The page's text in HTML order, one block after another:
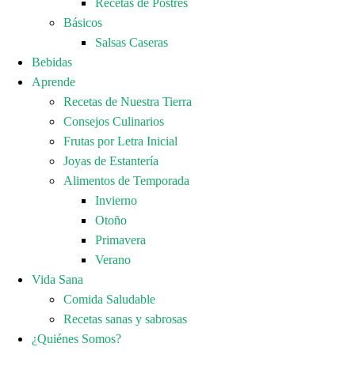
Recetas de Postres
Básicos
Salsas Caseras
Bebidas
Aprende
Recetas de Nuestra Tierra
Consejos Culinarios
Frutas por Letra Inicial
Joyas de Estantería
Alimentos de Temporada
Invierno
Otoño
Primavera
Verano
Vida Sana
Comida Saludable
Recetas sanas y sabrosas
¿Quiénes Somos?